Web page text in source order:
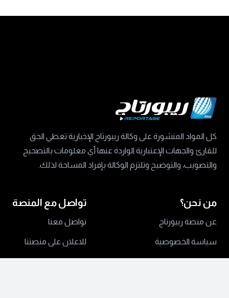
كل المواد المنشورة على وكالة ريبورتاج الإخبارية تعطي الحق
للقارئ والجهات الإعتبارية الواردة عنها أي معلومات بالتصحيح
والتصويب، والتوضيح وتلتزم الوكالة بإفراد المساحة لذلك.
من نحن؟
عن منصة ريبورتاج
سياسة الخصوصية
تواصل مع المنصة
تواصل معنا
للاعلان على منصتنا